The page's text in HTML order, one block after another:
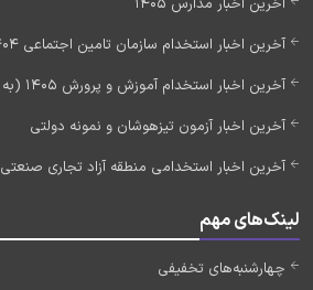
آخرین اخبار استخدام سازمان تامین اجتماعی 1404 (به زودی)
آخرین اخبار استخدام آموزش و پرورش 1405 (به زودی)
آخرین اخبار آزمون تیزهوشان و نمونه دولتی
آخرین اخبار استخدامی منطقه آزاد تجاری صنعتی 1405
لینک‌های مهم
چهارشنبه‌های تخفیفی